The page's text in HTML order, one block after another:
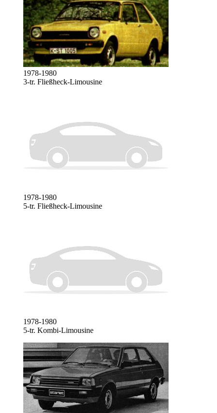
1978-1980
3-tr. Fließheck-Limousine
1978-1980
5-tr. Fließheck-Limousine
1978-1980
5-tr. Kombi-Limousine